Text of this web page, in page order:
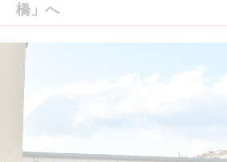
橋」へ